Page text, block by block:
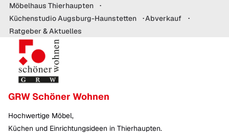
Möbelhaus Thierhaupten
Küchenstudio Augsburg-Haunstetten
Abverkauf
Ratgeber & Aktuelles
GRW Schöner Wohnen
Hochwertige Möbel,
Küchen und Einrichtungsideen in Thierhaupten.